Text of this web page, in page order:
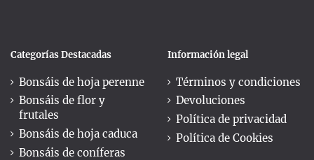
Categorías Destacadas
Bonsáis de hoja perenne
Bonsáis de flor y
frutales
Bonsáis de hoja caduca
Bonsáis de coníferas
Información legal
Términos y condiciones
Devoluciones
Política de privacidad
Política de Cookies